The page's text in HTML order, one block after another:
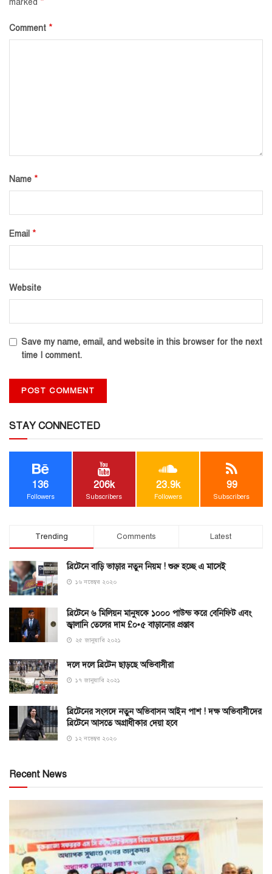
Comment *
Name *
Email *
Website
Save my name, email, and website in this browser for the next
time I comment.
STAY CONNECTED
136
Followers
206k
Subscribers
23.9k
Followers
99
Subscribers
Trending Comments Latest
ব্রিটেনে বাড়ি ভাড়ার নতুন নিয়ম ! শুরু হচ্ছে এ মাসেই
১৬ নভেম্বর ২০২০
ব্রিটেনে ৬ মিলিয়ন মানুষকে ১০০০ পাউন্ড করে বেনিফিট এবং
জ্বালানি তেলের দাম £০•৫ বাড়ানোর প্রস্তাব
২৫ জানুয়ারি ২০২১
দলে দলে ব্রিটেন ছাড়ছে অভিবাসীরা
১৭ জানুয়ারি ২০২১
ব্রিটেনের সংসদে নতুন অভিবাসন আইন পাশ ! দক্ষ অভিবাসীদের
ব্রিটেনে আসতে অগ্রাধীকার দেয়া হবে
১২ নভেম্বর ২০২০
Recent News